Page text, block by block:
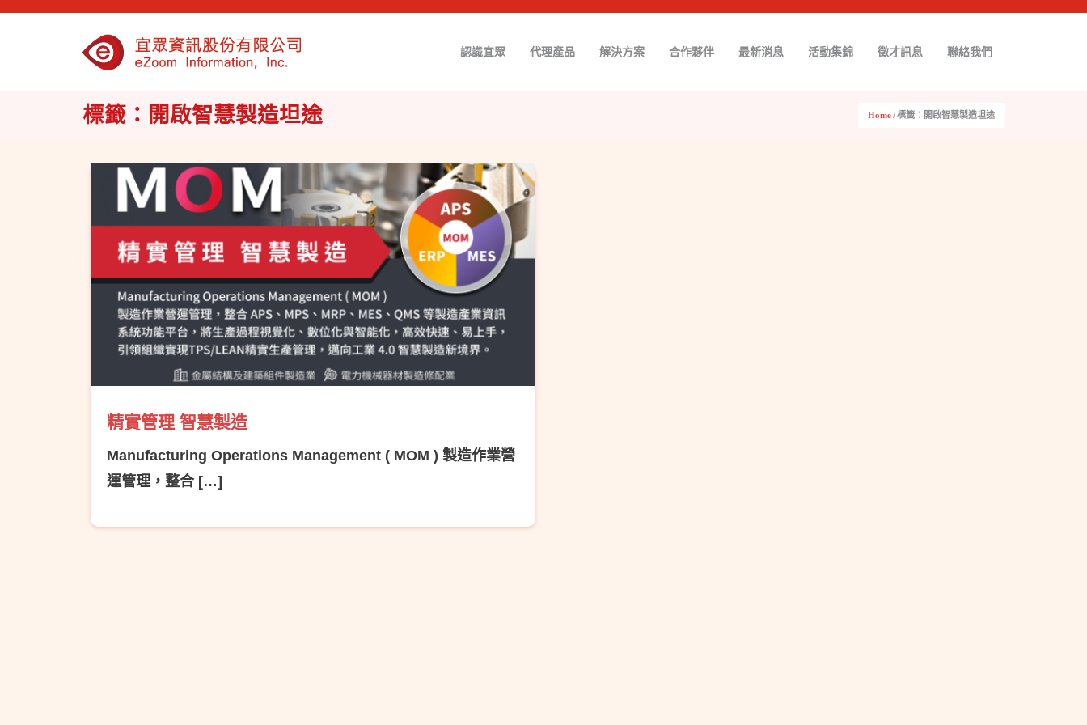
認識宜眾 代理產品 解決方案 合作夥伴 最新消息 活動集錦 徵才訊息 聯絡我們
標籤：開啟智慧製造坦途 Home/標籤：開啟智慧製造坦途
精實管理 智慧製造
Manufacturing Operations Management ( MOM ) 製造作業營
運管理，整合 […]